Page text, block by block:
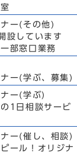
ー(その他)
設しています
部窓口業務
ー(学ぶ、募集)
ー(学ぶ)
1日相談サービ
ー(催し、相談)
ール！オリジナ